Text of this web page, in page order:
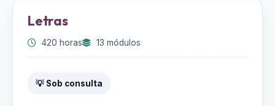
Letras
420 horas 13 módulos
💡 Sob consulta